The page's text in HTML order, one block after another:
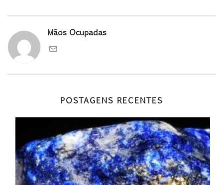
Mãos Ocupadas
POSTAGENS RECENTES